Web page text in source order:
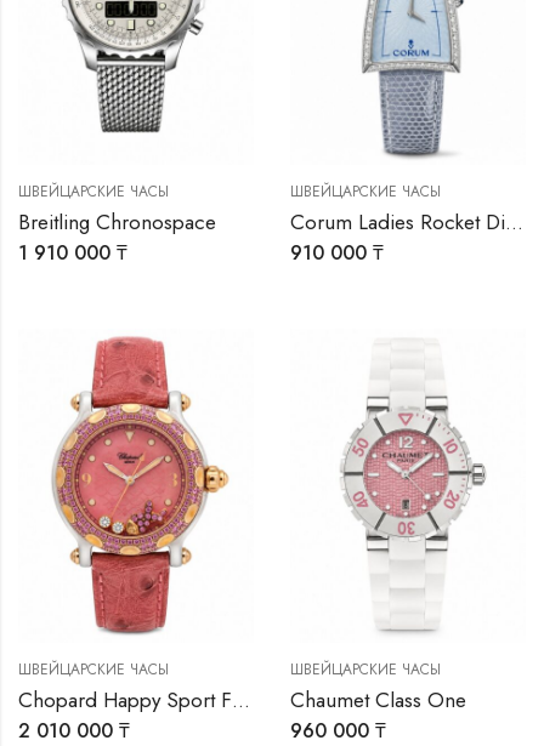
ШВЕЙЦАРСКИЕ ЧАСЫ
Breitling Chronospace
1 910 000 ₸
ШВЕЙЦАРСКИЕ ЧАСЫ
Corum Ladies Rocket Diamonds
910 000 ₸
ШВЕЙЦАРСКИЕ ЧАСЫ
Chopard Happy Sport Fish
2 010 000 ₸
ШВЕЙЦАРСКИЕ ЧАСЫ
Chaumet Class One
960 000 ₸